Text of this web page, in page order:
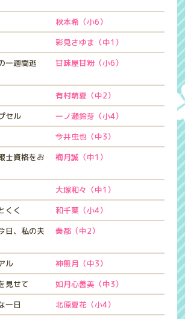
秋本希（小6）
彩見さゆま（中1）
一週間逃
甘味屋甘粉（小6）
有村萌夏（中2）
セル
一ノ瀬鈴芽（小4）
今井虫也（中3）
士資格をお
梅月誠（中1）
大塚和々（中1）
くく
和千葉（小4）
日、私の夫
奏都（中2）
ル
神無月（中3）
見せて
如月心善美（中3）
一日
北原夏花（小4）